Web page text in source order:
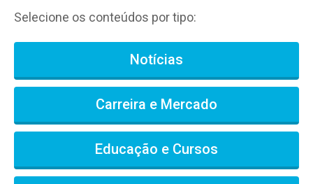
Selecione os conteúdos por tipo:
Notícias
Carreira e Mercado
Educação e Cursos